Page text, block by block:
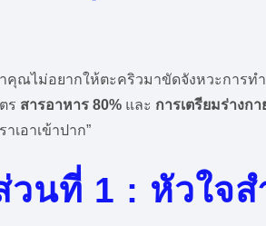
คุณไม่อยากให้ตะคริวมาขัดจังหวะการท
ร สารอาหาร 80% และ การเตรียมร่างกา
ราเอาเข้าปาก”
วนที่ 1 : หัวใจ